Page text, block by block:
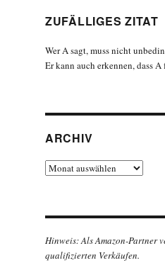
ZUFÄLLIGES ZITAT
Wer A sagt, muss nicht
Er kann auch erkennen, dass A
ARCHIV
Archiv
Hinweis: Als Amazon-Partner
qualifizierten Verkäufen.